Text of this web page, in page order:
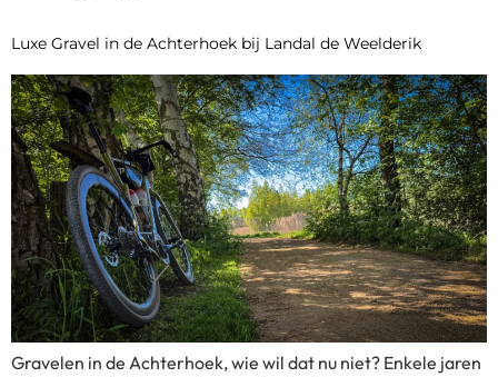
Luxe Gravel in de Achterhoek bij Landal de Weelderik
Gravelen in de Achterhoek, wie wil dat nu niet? Enkele jaren